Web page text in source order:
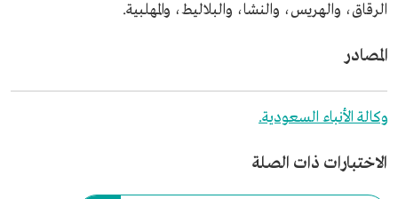
الرقاق، والهريس، والنشا، والبلاليط، والمهلبية.
المصادر
وكالة الأنباء السعودية.
الاختبارات ذات الصلة